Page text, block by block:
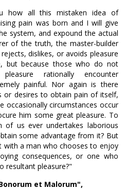
how all this mistaken idea of
pain was born and I will give
system, and expound the actual
of the truth, the master-builder
dislikes, or avoids pleasure
but because those who do not
rationally encounter
painful. Nor again is there
or desires to obtain pain of itself,
occasionally circumstances occur
him some great pleasure. To
of us ever undertakes laborious
some advantage from it? But
with a man who chooses to enjoy
consequences, or one who
resultant pleasure?"
et Malorum",